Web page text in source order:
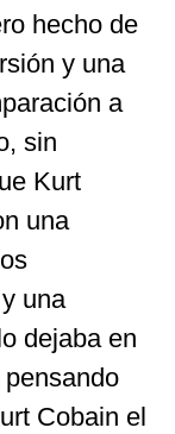
hecho de
y una
a
sin
Kurt
una
una
dejaba en
Cobain el